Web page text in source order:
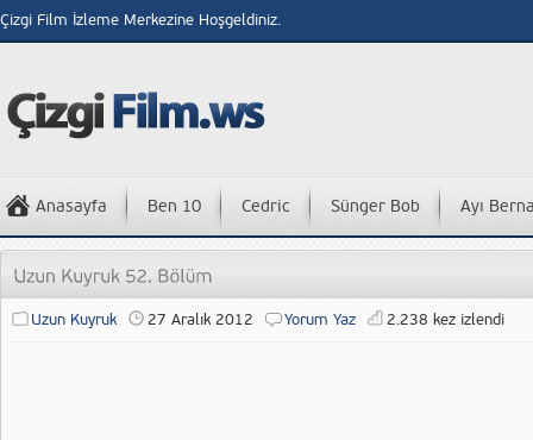
Çizgi Film İzleme Merkezine Hoşgeldiniz.
Anasayfa Ben 10 Cedric Sünger Bob Ayı
Uzun Kuyruk 27 Aralık 2012 Yorum Yaz 2.238 kez izlendi